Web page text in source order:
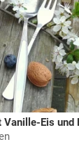
Eis und